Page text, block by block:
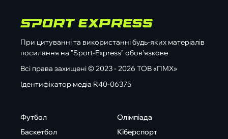
При цитуванні та використанні будь-яких матеріалів
посилання на "Sport-Express" обов'язкове
Всі права захищені © 2023 - 2026 ТОВ «ПМХ»
Ідентифікатор медіа R40-06375
Футбол
Баскетбол
Олімпіада
Кіберспорт